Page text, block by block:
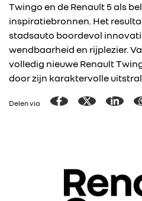
Twingo en de Renault 5 als
inspiratiebronnen. Het
stadsauto boordevol
wendbaarheid en rijplezier.
volledig nieuwe Renault
door zijn karaktervolle
Delen via